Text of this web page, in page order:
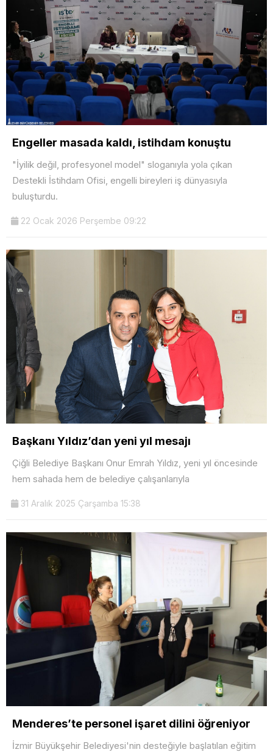
Engeller masada kaldı, istihdam konuştu
"İyilik değil, profesyonel model" sloganıyla yola çıkan
Destekli İstihdam Ofisi, engelli bireyleri iş dünyasıyla
buluşturdu.
22 Ocak 2026 Perşembe 09:22
Başkanı Yıldız’dan yeni yıl mesajı
Çiğli Belediye Başkanı Onur Emrah Yıldız, yeni yıl öncesinde
hem sahada hem de belediye çalışanlarıyla
31 Aralık 2025 Çarşamba 15:38
Menderes’te personel işaret dilini öğreniyor
İzmir Büyükşehir Belediyesi'nin desteğiyle başlatılan eğitim